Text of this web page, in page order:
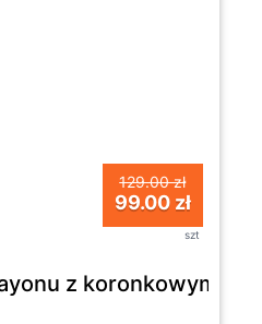
129.00 zł
99.00 zł
szt
z koronkowym